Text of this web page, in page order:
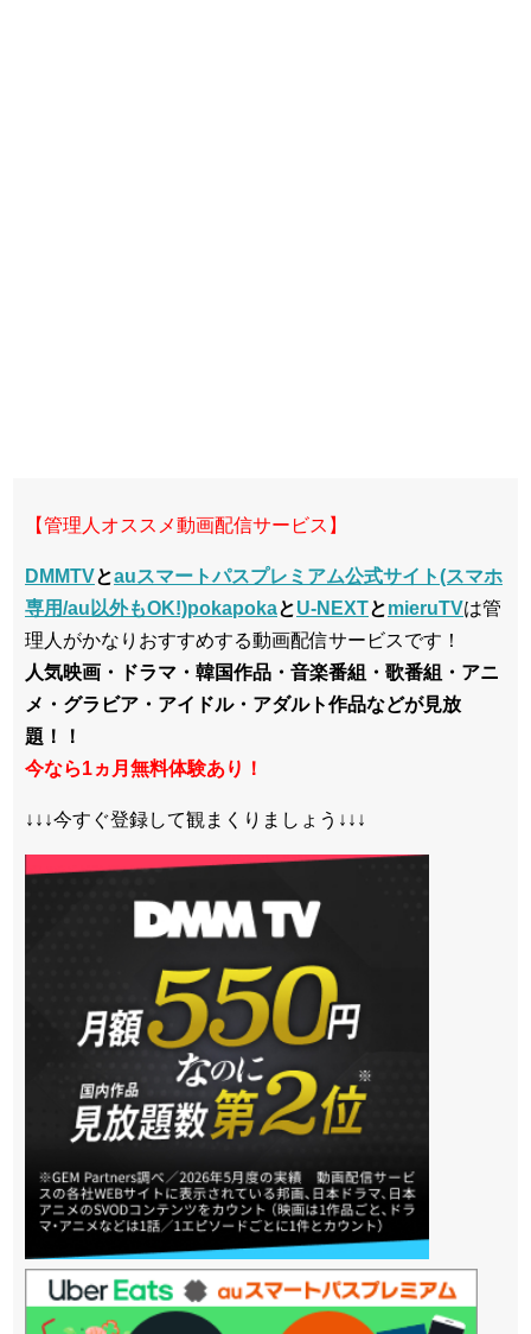
【管理人オススメ動画配信サービス】
DMMTVとauスマートパスプレミアム公式サイト(スマホ
専用/au以外もOK!)pokapokaとU-NEXTとmieruTVは管
理人がかなりおすすめする動画配信サービスです！
人気映画・ドラマ・韓国作品・音楽番組・歌番組・アニ
メ・グラビア・アイドル・アダルト作品などが見放
題！！
今なら1ヵ月無料体験あり！
↓↓↓今すぐ登録して観まくりましょう↓↓↓